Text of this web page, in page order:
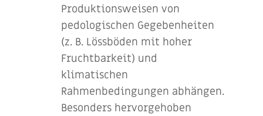
Produktionsweisen von
pedologischen Gegebenheiten
(z. B. Lössböden mit hoher
Fruchtbarkeit) und
klimatischen
Rahmenbedingungen abhängen.
Besonders hervorgehoben